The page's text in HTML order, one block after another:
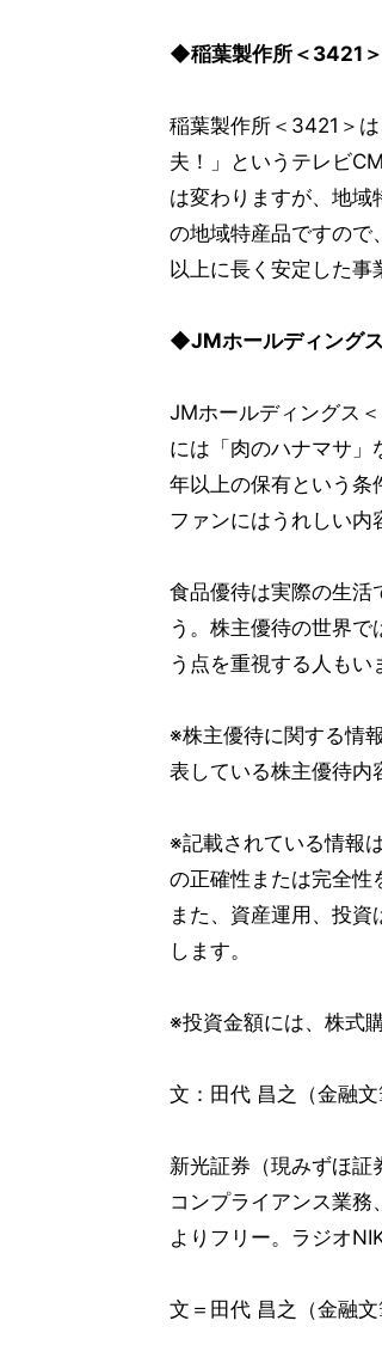
◆稲葉製作所＜3421＞
稲葉製作所＜3421＞
夫！」というテレビ
は変わりますが、地
の地域特産品ですので
以上に長く安定した事
◆JMホールディング
JMホールディングス
には「肉のハナマサ」
年以上の保有という条
ファンにはうれしい内
食品優待は実際の生活
う。株主優待の世界
う点を重視する人もい
※株主優待に関する情
表している株主優待内
※記載されている情報
の正確性または完全性
また、資産運用、投
します。
※投資金額には、株式
文：田代 昌之（金融文
新光証券（現みずほ
コンプライアンス業
よりフリー。ラジオ
文＝田代 昌之（金融文